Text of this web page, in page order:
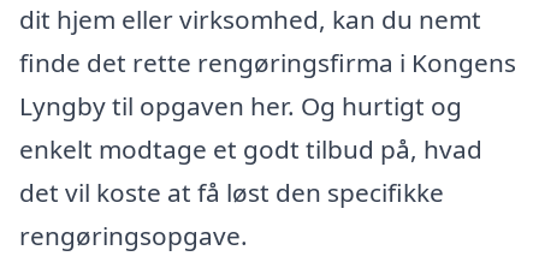
dit hjem eller virksomhed, kan du nemt
finde det rette rengøringsfirma i Kongens
Lyngby til opgaven her. Og hurtigt og
enkelt modtage et godt tilbud på, hvad
det vil koste at få løst den specifikke
rengøringsopgave.